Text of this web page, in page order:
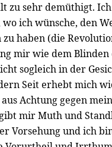
zu sehr demüthigt.
ich wünsche, den
haben (die
mir wie dem
sogleich in der
Seit erhebt mich
Achtung gegen
gibt mir Muth und
Vorsehung und ich